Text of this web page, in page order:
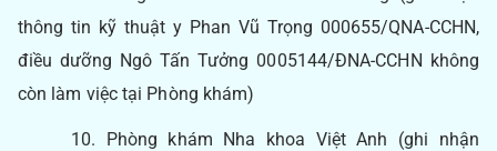
thông tin kỹ thuật y Phan Vũ Trọng 000655/QNA-CCHN,
điều dưỡng Ngô Tấn Tưởng 0005144/ĐNA-CCHN không
còn làm việc tại Phòng khám)
10. Phòng khám Nha khoa Việt Anh (ghi nhận